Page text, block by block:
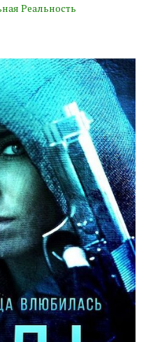
Реальность